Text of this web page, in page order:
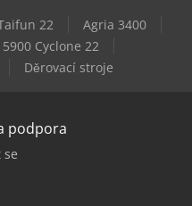
22
Agria 3400
Cyclone 22
Děrovací stroje
podpora
se